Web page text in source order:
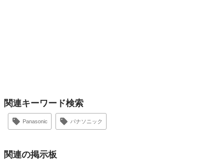
関連キーワード検索
Panasonic パナソニック
関連の掲示板